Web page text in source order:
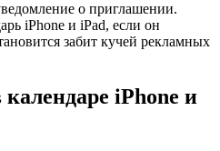
о приглашении.
iPhone и iPad, если он
забит кучей рекламных
iPhone и